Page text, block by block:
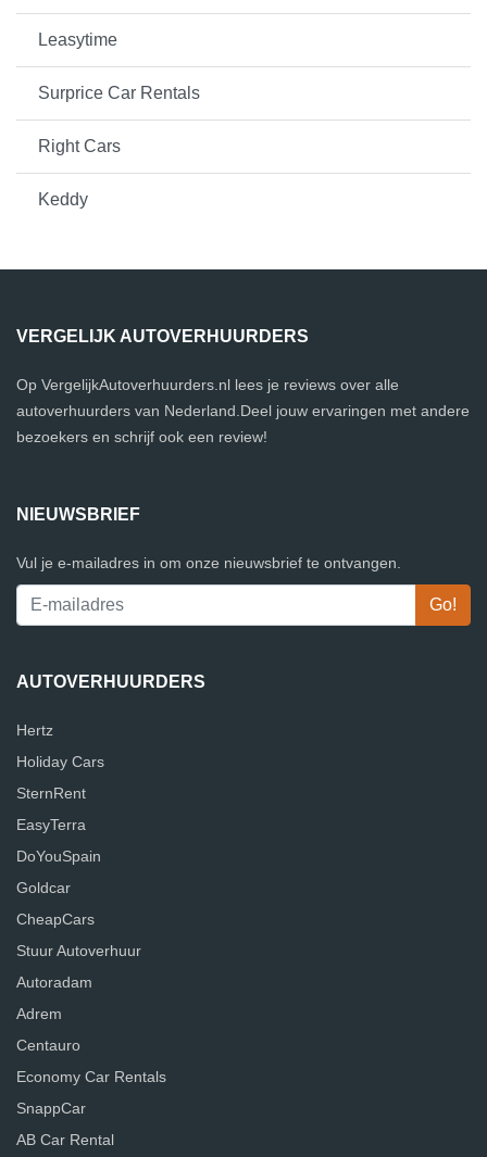
Leasytime
Surprice Car Rentals
Right Cars
Keddy
VERGELIJK AUTOVERHUURDERS
Op VergelijkAutoverhuurders.nl lees je reviews over alle
autoverhuurders van Nederland.Deel jouw ervaringen met andere
bezoekers en schrijf ook een review!
NIEUWSBRIEF
Vul je e-mailadres in om onze nieuwsbrief te ontvangen.
AUTOVERHUURDERS
Hertz
Holiday Cars
SternRent
EasyTerra
DoYouSpain
Goldcar
CheapCars
Stuur Autoverhuur
Autoradam
Adrem
Centauro
Economy Car Rentals
SnappCar
AB Car Rental